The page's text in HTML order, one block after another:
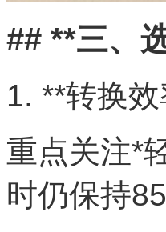
## **三、
1. **转换
重点关注*
时仍保持